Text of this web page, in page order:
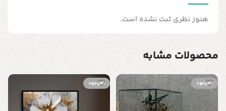
هنوز نظری ثبت نشده است.
محصولات مشابه
ناموجود ناموجود